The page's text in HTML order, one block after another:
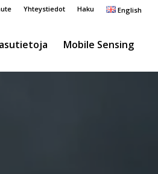
Yhteystiedot Haku English
Mobile Sensing